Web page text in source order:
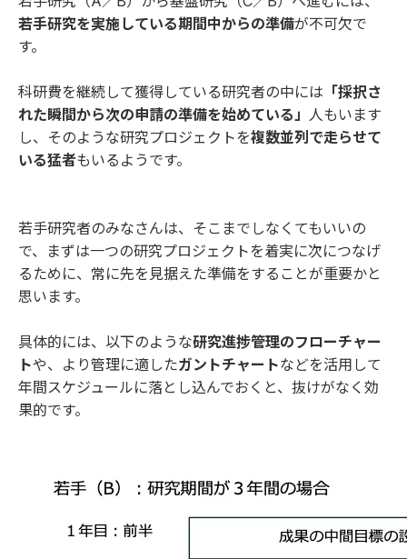
若手研究を実施している期間中からの準備が不可欠で
す。
科研費を継続して獲得している研究者の中には 「採択さ
れた瞬間から次の申請の準備を始めている」 人もいます
し、そのような研究プロジェクトを複数並列で走らせて
いる猛者もいるようです。
若手研究者のみなさんは、そこまでしなくてもいいの
で、まずは一つの研究プロジェクトを着実に次につなげ
るために、常に先を見据えた準備をすることが重要かと
思います。
具体的には、以下のような研究進捗管理のフローチャー
トや、より管理に適したガントチャートなどを活用して
年間スケジュールに落とし込んでおくと、抜けがなく効
果的です。